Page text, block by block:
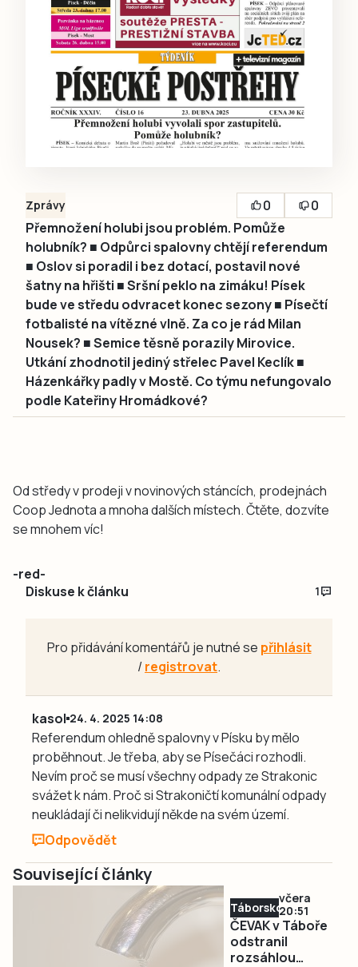
Zprávy 0
0
Přemnožení holubi jsou problém. Pomůže
holubník? ■ Odpůrci spalovny chtějí referendum
■ Oslov si poradil i bez dotací, postavil nové
šatny na hřišti ■ Sršní peklo na zimáku! Písek
bude ve středu odvracet konec sezony ■ Písečtí
fotbalisté na vítězné vlně. Za co je rád Milan
Nousek? ■ Semice těsně porazily Mirovice.
Utkání zhodnotil jediný střelec Pavel Keclík ■
Házenkářky padly v Mostě. Co týmu nefungovalo
podle Kateřiny Hromádkové?
Od středy v prodeji v novinových stáncích, prodejnách
Coop Jednota a mnoha dalších místech. Čtěte, dozvíte
se mnohem víc!
-red-
Diskuse k článku
1
Pro přidávání komentářů je nutné se přihlásit
/registrovat.
kasol 24. 4. 2025 14:08
Referendum ohledně spalovny v Písku by mělo
proběhnout. Je třeba, aby se Písečáci rozhodli.
Nevím proč se musí všechny odpady ze Strakonic
svážet k nám. Proč si Strakoničtí komunální odpady
neukládají či nelikvidují někde na svém území.
Odpovědět
Související články
Táborsko
včera
20:51
ČEVAK v Táboře
odstranil
rozsáhlou